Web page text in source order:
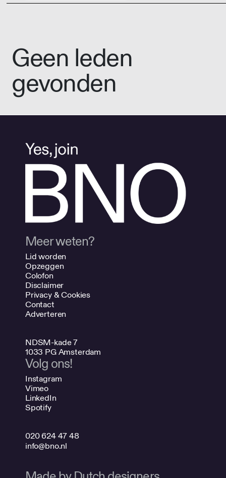
Geen leden
gevonden
Meer weten?
Lid worden
Opzeggen
Colofon
Disclaimer
Privacy & Cookies
Contact
Adverteren
NDSM-kade 7
1033 PG Amsterdam
Volg ons!
Instagram
Vimeo
LinkedIn
Spotify
020 624 47 48
info@bno.nl